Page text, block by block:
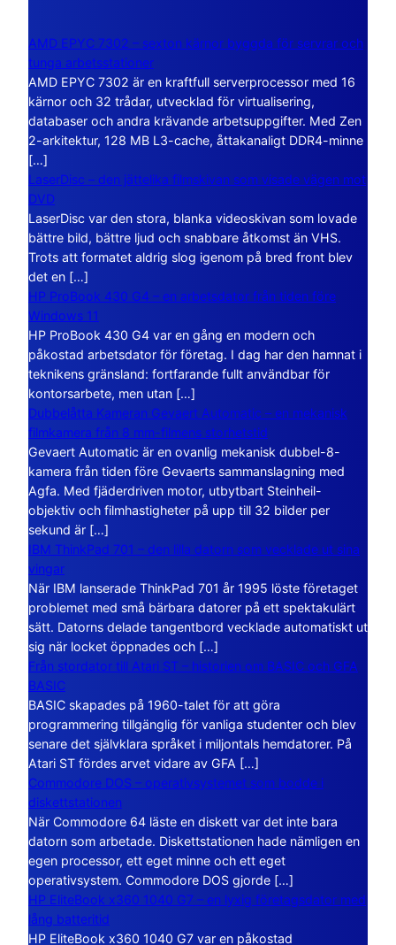
AMD EPYC 7302 – sexton kärnor byggda för servrar och
tunga arbetsstationer
AMD EPYC 7302 är en kraftfull serverprocessor med 16
kärnor och 32 trådar, utvecklad för virtualisering,
databaser och andra krävande arbetsuppgifter. Med Zen
2-arkitektur, 128 MB L3-cache, åttakanaligt DDR4-minne
[…]
LaserDisc – den jättelika filmskivan som visade vägen mot
DVD
LaserDisc var den stora, blanka videoskivan som lovade
bättre bild, bättre ljud och snabbare åtkomst än VHS.
Trots att formatet aldrig slog igenom på bred front blev
det en […]
HP ProBook 430 G4 – en arbetsdator från tiden före
Windows 11
HP ProBook 430 G4 var en gång en modern och
påkostad arbetsdator för företag. I dag har den hamnat i
teknikens gränsland: fortfarande fullt användbar för
kontorsarbete, men utan […]
Dubbelåtta Kameran Gevaert Automatic – en mekanisk
filmkamera från 8 mm-filmens storhetstid
Gevaert Automatic är en ovanlig mekanisk dubbel-8-
kamera från tiden före Gevaerts sammanslagning med
Agfa. Med fjäderdriven motor, utbytbart Steinheil-
objektiv och filmhastigheter på upp till 32 bilder per
sekund är […]
IBM ThinkPad 701 – den lilla datorn som vecklade ut sina
vingar
När IBM lanserade ThinkPad 701 år 1995 löste företaget
problemet med små bärbara datorer på ett spektakulärt
sätt. Datorns delade tangentbord vecklade automatiskt ut
sig när locket öppnades och […]
Från stordator till Atari ST – historien om BASIC och GFA
BASIC
BASIC skapades på 1960-talet för att göra
programmering tillgänglig för vanliga studenter och blev
senare det självklara språket i miljontals hemdatorer. På
Atari ST fördes arvet vidare av GFA […]
Commodore DOS – operativsystemet som bodde i
diskettstationen
När Commodore 64 läste en diskett var det inte bara
datorn som arbetade. Diskettstationen hade nämligen en
egen processor, ett eget minne och ett eget
operativsystem. Commodore DOS gjorde […]
HP EliteBook x360 1040 G7 – en lyxig företagsdator med
lång batteritid
HP EliteBook x360 1040 G7 var en påkostad